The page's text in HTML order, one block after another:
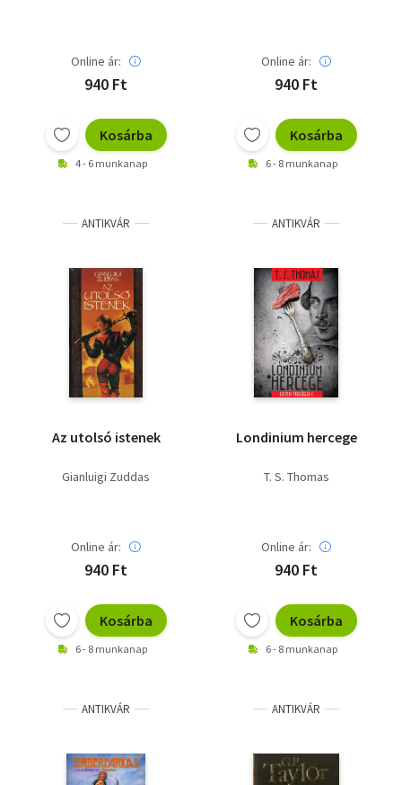
Online ár:
940 Ft
Kosárba
4 - 6 munkanap
Online ár:
940 Ft
Kosárba
6 - 8 munkanap
ANTIKVÁR
Az utolsó istenek
Gianluigi Zuddas
Online ár:
940 Ft
Kosárba
6 - 8 munkanap
ANTIKVÁR
Londinium hercege
T. S. Thomas
Online ár:
940 Ft
Kosárba
6 - 8 munkanap
ANTIKVÁR ANTIKVÁR